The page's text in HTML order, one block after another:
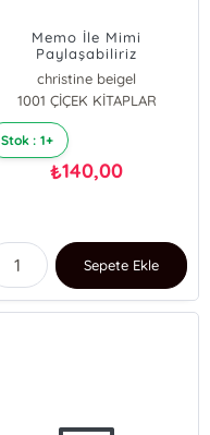
Memo İle Mimi
Paylaşabiliriz
christine beigel
1001 ÇİÇEK KİTAPLAR
Stok : 1+
₺140,00
Sepete Ekle